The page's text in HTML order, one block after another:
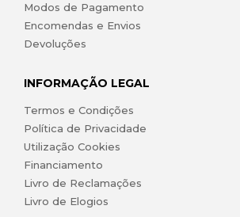
Modos de Pagamento
Encomendas e Envios
Devoluções
INFORMAÇÃO LEGAL
Termos e Condições
Política de Privacidade
Utilização Cookies
Financiamento
Livro de Reclamações
Livro de Elogios